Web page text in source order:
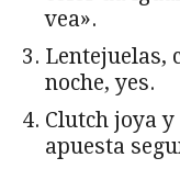
vea».
Lentejuelas,
noche, yes.
Clutch joya
apuesta